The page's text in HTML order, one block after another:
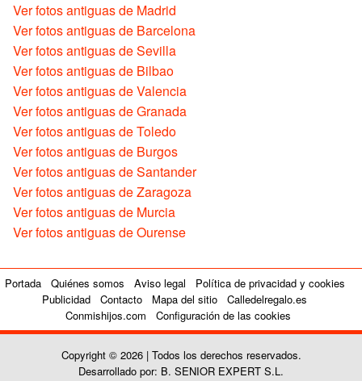
Ver fotos antiguas de Madrid
Ver fotos antiguas de Barcelona
Ver fotos antiguas de Sevilla
Ver fotos antiguas de Bilbao
Ver fotos antiguas de Valencia
Ver fotos antiguas de Granada
Ver fotos antiguas de Toledo
Ver fotos antiguas de Burgos
Ver fotos antiguas de Santander
Ver fotos antiguas de Zaragoza
Ver fotos antiguas de Murcia
Ver fotos antiguas de Ourense
Portada Quiénes somos Aviso legal
Política de privacidad y cookies
Publicidad
Contacto Mapa del sitio
Calledelregalo.es
Conmishijos.com
Configuración de las cookies
Copyright © 2026 | Todos los derechos reservados.
Desarrollado por: B. SENIOR EXPERT S.L.